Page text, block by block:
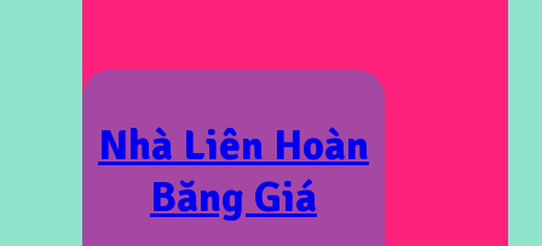
Nhà Liên Hoàn
Băng Giá